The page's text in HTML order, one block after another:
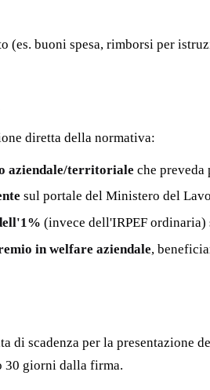
(es. buoni spesa, rimborsi per
diretta della normativa:
aziendale/territoriale che
sul portale del Ministero del
(invece dell'IRPEF ordinaria)
in welfare aziendale,
di scadenza per la
30 giorni dalla firma.